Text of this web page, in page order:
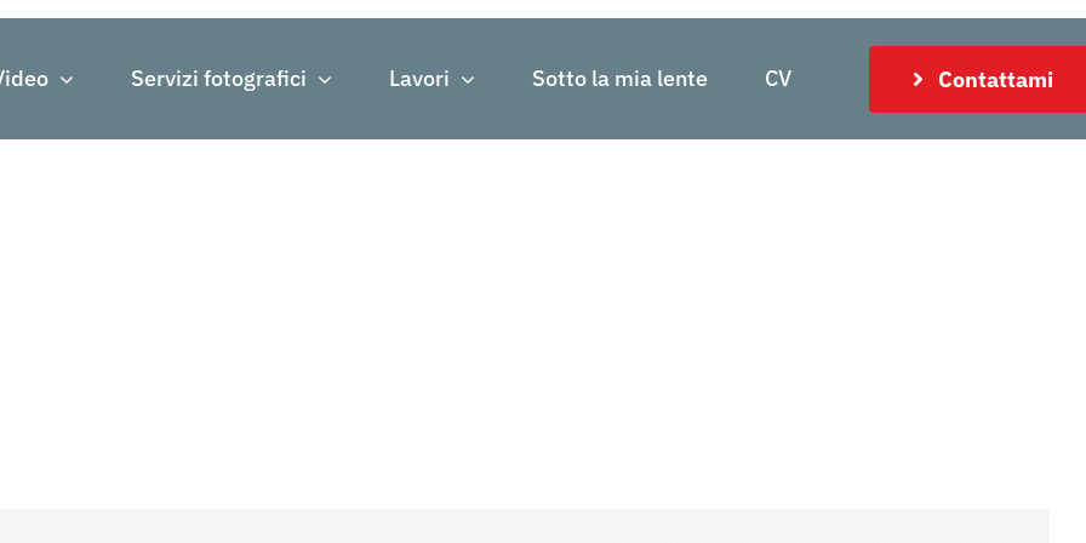
Servizi fotografici Lavori Sotto la mia lente CV Contattami